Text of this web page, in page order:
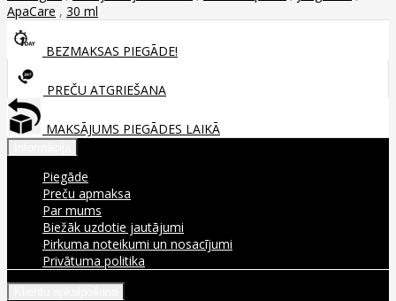
ApaCare , 30 ml
BEZMAKSAS PIEGĀDE!
PREČU ATGRIEŠANA
MAKSĀJUMS PIEGĀDES LAIKĀ
Piegāde
Preču apmaksa
Par mums
Biežāk uzdotie jautājumi
Pirkuma noteikumi un nosacījumi
Privātuma politika